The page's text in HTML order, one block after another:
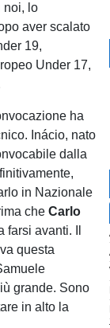
noi, lo
aver scalato
19,
Under 17,
ha
Inácio, nato
dalla
in Nazionale
cheCarlo
avanti. Il
questa
grande. Sono
in alto la